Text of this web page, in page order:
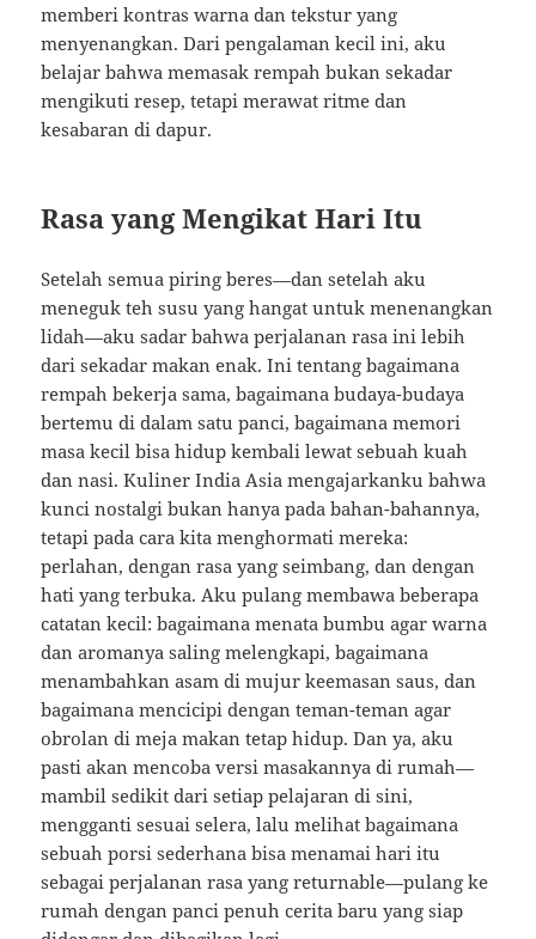
memberi kontras warna dan tekstur yang
menyenangkan. Dari pengalaman kecil ini, aku
belajar bahwa memasak rempah bukan sekadar
mengikuti resep, tetapi merawat ritme dan
kesabaran di dapur.
Rasa yang Mengikat Hari Itu
Setelah semua piring beres—dan setelah aku
meneguk teh susu yang hangat untuk menenangkan
lidah—aku sadar bahwa perjalanan rasa ini lebih
dari sekadar makan enak. Ini tentang bagaimana
rempah bekerja sama, bagaimana budaya-budaya
bertemu di dalam satu panci, bagaimana memori
masa kecil bisa hidup kembali lewat sebuah kuah
dan nasi. Kuliner India Asia mengajarkanku bahwa
kunci nostalgi bukan hanya pada bahan-bahannya,
tetapi pada cara kita menghormati mereka:
perlahan, dengan rasa yang seimbang, dan dengan
hati yang terbuka. Aku pulang membawa beberapa
catatan kecil: bagaimana menata bumbu agar warna
dan aromanya saling melengkapi, bagaimana
menambahkan asam di mujur keemasan saus, dan
bagaimana mencicipi dengan teman-teman agar
obrolan di meja makan tetap hidup. Dan ya, aku
pasti akan mencoba versi masakannya di rumah—
mambil sedikit dari setiap pelajaran di sini,
mengganti sesuai selera, lalu melihat bagaimana
sebuah porsi sederhana bisa menamai hari itu
sebagai perjalanan rasa yang returnable—pulang ke
rumah dengan panci penuh cerita baru yang siap